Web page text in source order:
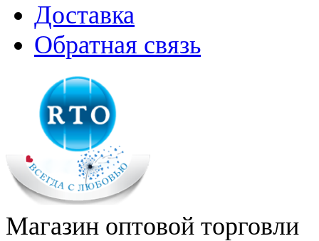
Доставка
Обратная связь
Магазин оптовой торговли